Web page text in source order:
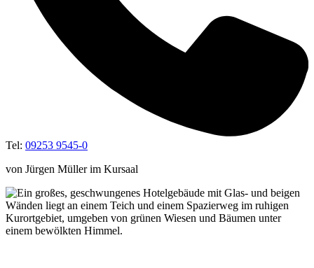
Tel: 09253 9545-0
von Jürgen Müller im Kursaal